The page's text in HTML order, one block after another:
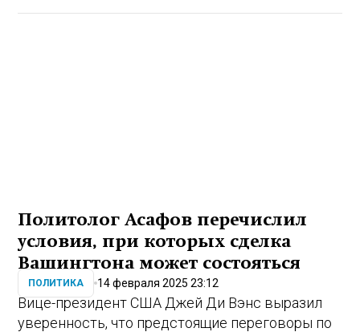
Политолог Асафов перечислил
условия, при которых сделка
Вашингтона может состояться
ПОЛИТИКА 14 февраля 2025 23:12
Вице-президент США Джей Ди Вэнс выразил
уверенность, что предстоящие переговоры по